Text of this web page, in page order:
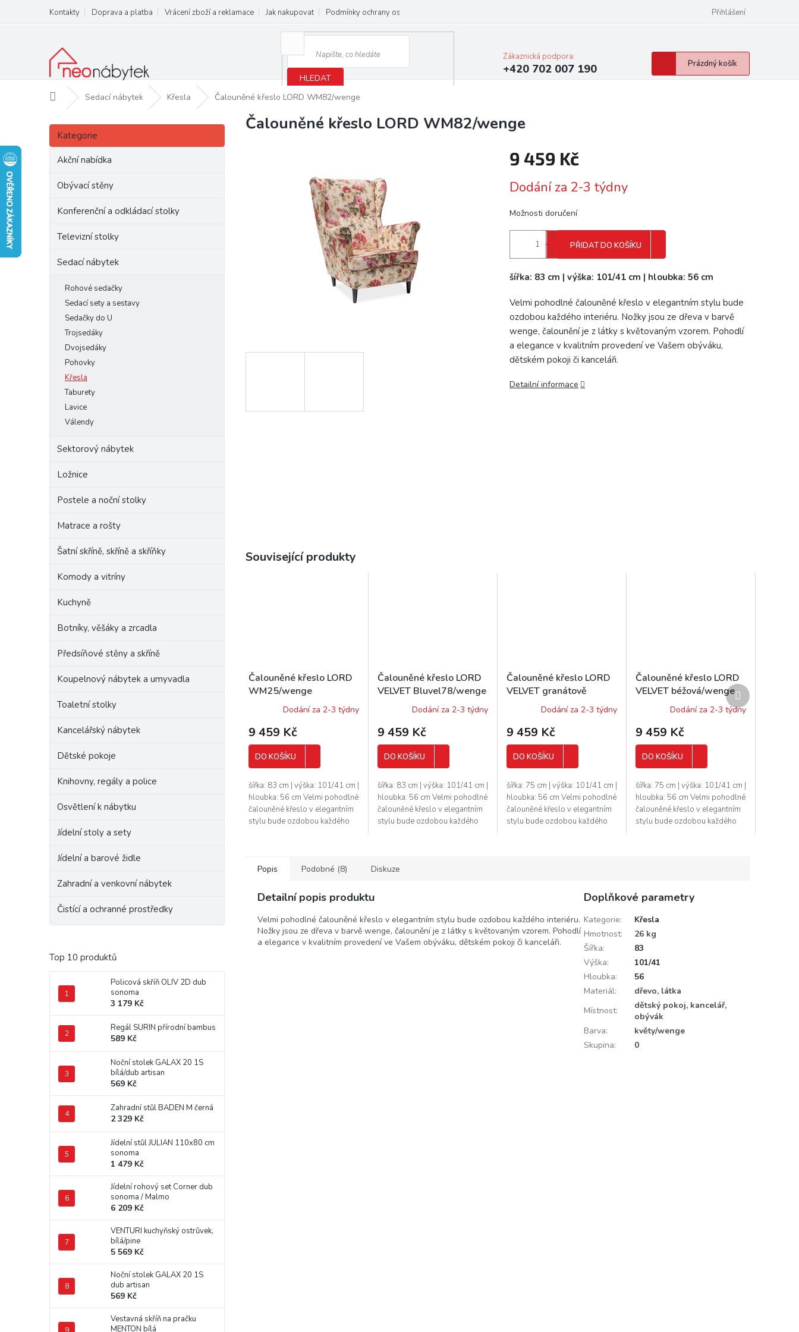
obsah
Kontakty Doprava a platba Vrácení zboží a reklamace Jak nakupovat Podmínky ochrany osobních údajů Přihlášení
HLEDAT
Zákaznická podpora:
+420 702 007 190
Nákupní
košík
Prázdný košík
Domů Sedací nábytek Křesla Čalouněné křeslo LORD WM82/wenge
P
s
Přeskočit
kategorie
Kategorie
Akční nabídka
Obývací stěny
Konferenční a odkládací stolky
Televizní stolky
Sedací nábytek
Rohové sedačky
Sedací sety a sestavy
Sedačky do U
Trojsedáky
Dvojsedáky
Pohovky
Křesla
Taburety
Lavice
Válendy
Sektorový nábytek
Ložnice
Postele a noční stolky
Matrace a rošty
Šatní skříně, skříně a skříňky
Komody a vitríny
Kuchyně
Botníky, věšáky a zrcadla
Předsíňové stěny a skříně
Koupelnový nábytek a umyvadla
Toaletní stolky
Kancelářský nábytek
Dětské pokoje
Knihovny, regály a police
Osvětlení k nábytku
Jídelní stoly a sety
Jídelní a barové židle
Zahradní a venkovní nábytek
Čistící a ochranné prostředky
Top 10 produktů
Policová skříň OLIV 2D dub
sonoma
3 179 Kč
Regál SURIN přírodní bambus
589 Kč
Noční stolek GALAX 20 1S
bílá/dub artisan
569 Kč
Zahradní stůl BADEN M černá
2 329 Kč
Jídelní stůl JULIAN 110x80 cm
sonoma
1 479 Kč
Jídelní rohový set Corner dub
sonoma / Malmo
6 209 Kč
VENTURI kuchyňský ostrůvek,
bílá/pine
5 569 Kč
Noční stolek GALAX 20 1S
dub artisan
569 Kč
Vestavná skříň na pračku
MENTON bílá
Čalouněné křeslo LORD WM82/wenge
9 459 Kč
cena:
Dodání za 2-3 týdny
Možnosti doručení
PŘIDAT DO KOŠÍKU
šířka: 83 cm | výška: 101/41 cm | hloubka: 56 cm
Velmi pohodlné čalouněné křeslo v elegantním stylu bude
ozdobou každého interiéru. Nožky jsou ze dřeva v barvě
wenge, čalounění je z látky s květovaným vzorem. Pohodlí
a elegance v kvalitním provedení ve Vašem obýváku,
dětském pokoji či kanceláři.
Detailní informace
Související produkty
Čalouněné křeslo LORD
WM25/wenge
Dodání za 2-3 týdny
9 459 Kč
DO KOŠÍKU
šířka: 83 cm | výška: 101/41 cm |
hloubka: 56 cm Velmi pohodlné
čalouněné křeslo v elegantním
stylu bude ozdobou každého
Čalouněné křeslo LORD
VELVET Bluvel78/wenge
Dodání za 2-3 týdny
9 459 Kč
DO KOŠÍKU
šířka: 83 cm | výška: 101/41 cm |
hloubka: 56 cm Velmi pohodlné
čalouněné křeslo v elegantním
stylu bude ozdobou každého
Čalouněné křeslo LORD
VELVET granátově
modrá/wengeDodání za 2-3 týdny
9 459 Kč
DO KOŠÍKU
šířka: 75 cm | výška: 101/41 cm |
hloubka: 56 cm Velmi pohodlné
čalouněné křeslo v elegantním
stylu bude ozdobou každého
Čalouněné křeslo LORD
VELVET béžová/wenge
Dodání za 2-3 týdny
9 459 Kč
DO KOŠÍKU
šířka: 75 cm | výška: 101/41 cm |
hloubka: 56 cm Velmi pohodlné
čalouněné křeslo v elegantním
stylu bude ozdobou každého
Další
produkt
Popis Podobné (8) Diskuze
Detailní popis produktu
Velmi pohodlné čalouněné křeslo v elegantním stylu bude ozdobou každého interiéru.
Nožky jsou ze dřeva v barvě wenge, čalounění je z látky s květovaným vzorem. Pohodlí
a elegance v kvalitním provedení ve Vašem obýváku, dětském pokoji či kanceláři.
Doplňkové parametry
Kategorie:
Křesla
Hmotnost:
26 kg
Šířka:
83
Výška:
101/41
Hloubka:
56
Materiál:
dřevo, látka
Místnost:
dětský pokoj, kancelář,
obývák
Barva:
květy/wenge
Skupina: 0